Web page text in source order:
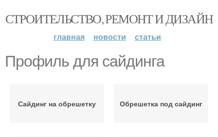
СТРОИТЕЛЬСТВО, РЕМОНТ И ДИЗАЙН
главная новости статьи
Профиль для сайдинга
Сайдинг на обрешетку Обрешетка под сайдинг